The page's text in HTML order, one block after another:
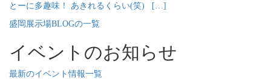
とーに多趣味！ あきれるくらい(笑) […]
盛岡展示場BLOGの一覧
イベントのお知らせ
最新のイベント情報一覧